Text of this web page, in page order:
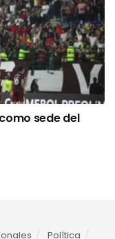
sede del
Política